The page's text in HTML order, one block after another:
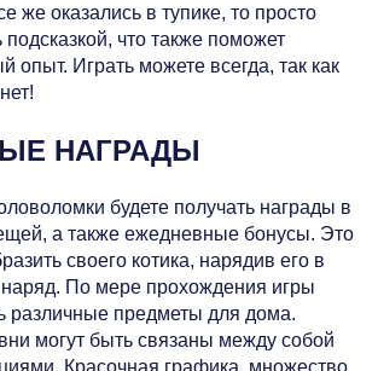
же оказались в тупике, то просто
подсказкой, что также поможет
опыт. Играть можете всегда, так как
НАГРАДЫ
будете получать награды в
а также ежедневные бонусы. Это
своего котика, нарядив его в
По мере прохождения игры
различные предметы для дома.
могут быть связаны между собой
Красочная графика, множество